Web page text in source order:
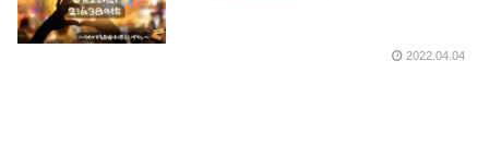
2022.04.04